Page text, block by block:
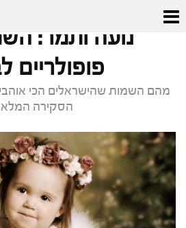
דף הבית
נועה ותמר:
פופולריים
מהם השמות שהישראלים הכי
הסקירה